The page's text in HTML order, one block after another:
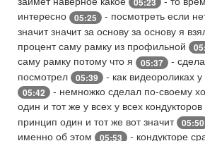
интересно
05:25 - посмотреть если
значит значит за основу за основу я
процент саму рамку из профильной
саму рамку потому что я
05:37
-
посмотрел
05:39 - как видеороликах
05:42 - немножко сделал по-своему
один и тот же у всех у всех кондукторов
принцип один и тот же вот значит 05:50
именно об этом
05:53
- кондукторе